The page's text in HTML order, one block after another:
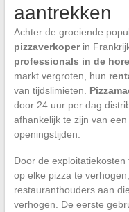
aantrekken
Achter de groeiende
pizzaverkoperin
professionals in de
markt vergroten, hun
van tijdslimieten.
door 24 uur per dag
afhankelijk te zijn van
openingstijden.
Door de
op elke pizza te
restauranthouders aan
verhogen. De eerste